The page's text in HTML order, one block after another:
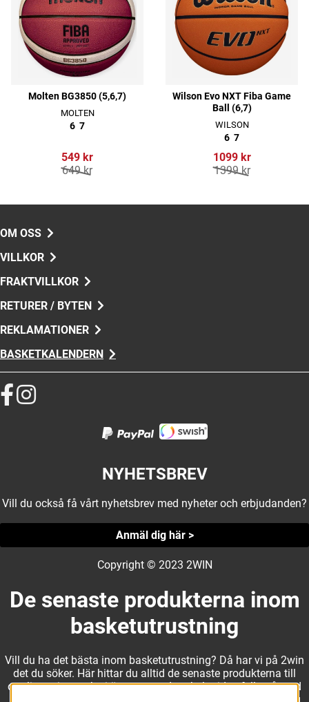
Molten BG3850 (5,6,7)
MOLTEN
6 7
549 kr
649 kr
Wilson Evo NXT Fiba Game
Ball (6,7)
WILSON
6 7
1099 kr
1399 kr
OM OSS
VILLKOR
FRAKTVILLKOR
RETURER / BYTEN
REKLAMATIONER
BASKETKALENDERN
NYHETSBREV
Vill du också få vårt nyhetsbrev med nyheter och erbjudanden?
Anmäl dig här >
Copyright © 2023 2WIN
De senaste produkterna inom
basketutrustning
Vill du ha det bästa inom basketutrustning? Då har vi på 2win
det du söker. Här hittar du alltid de senaste produkterna till
otroliga priser, och vi är noga med att hela tiden fylla på med